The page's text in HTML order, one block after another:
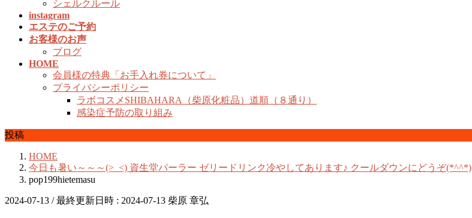
シェルクルール
instagram
エステのご予約
お客様のお声
ブログ
HOME
会員様の特典「お手入れ券について」
プライバシーポリシー
ラボコスメSHIBAHARA（柴原化粧品）道順（８通り）
感染症予防の取り組み
投稿
HOME
今日も暑い～～～(>_<) 資生堂パーラー ゼリードリンク冷やしてあります♪ クールダウンにどうぞ(*^^*)
pop199hietemasu
2024-07-13 / 最終更新日時 : 2024-07-13 柴原 章弘